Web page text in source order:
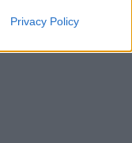
Privacy Policy